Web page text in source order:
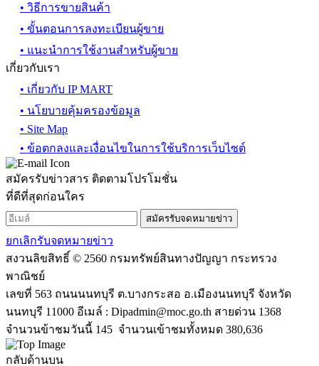
• วิธีการขายสินค้า
• ขั้นตอนการลงทะเบียนผู้ขาย
• แนะนำการใช้งานสำหรับผู้ขาย
เกี่ยวกับเรา
• เกี่ยวกับ IP MART
• นโยบายคุ้มครองข้อมูล
• Site Map
• ข้อตกลงและเงื่อนไขในการใช้บริการเว็บไซต์
สมัครรับข่าวสาร ติดตามโปรโมชั่น
ที่ดีที่สุดก่อนใคร
สมัครรับจดหมายข่าว
ยกเลิกรับจดหมายข่าว
สงวนลิขสิทธิ์ © 2560 กรมทรัพย์สินทางปัญญา กระทรวง
พาณิชย์
เลขที่ 563 ถนนนนทบุรี ต.บางกระสอ อ.เมืองนนทบุรี จังหวัด
นนทบุรี 11000 อีเมล์ : Dipadmin@moc.go.th สายด่วน 1368
จำนวนข้าชมวันนี้ 145 จำนวนเข้าชมทั้งหมด 380,636
กลับด้านบน